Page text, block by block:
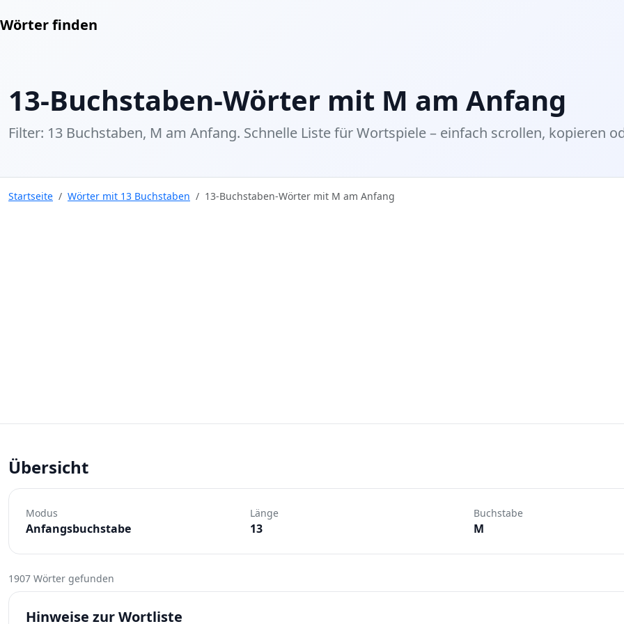
Wörter finden
13-Buchstaben-Wörter mit M am Anfang
Filter: 13 Buchstaben, M am Anfang. Schnelle Liste für Wortspiele – einfach scrollen, kopieren
Startseite Wörter mit 13 Buchstaben 13-Buchstaben-Wörter mit M am Anfang
Übersicht
Modus
Anfangsbuchstabe
Länge
13
Buchstabe
M
1907 Wörter gefunden
Hinweise zur Wortliste